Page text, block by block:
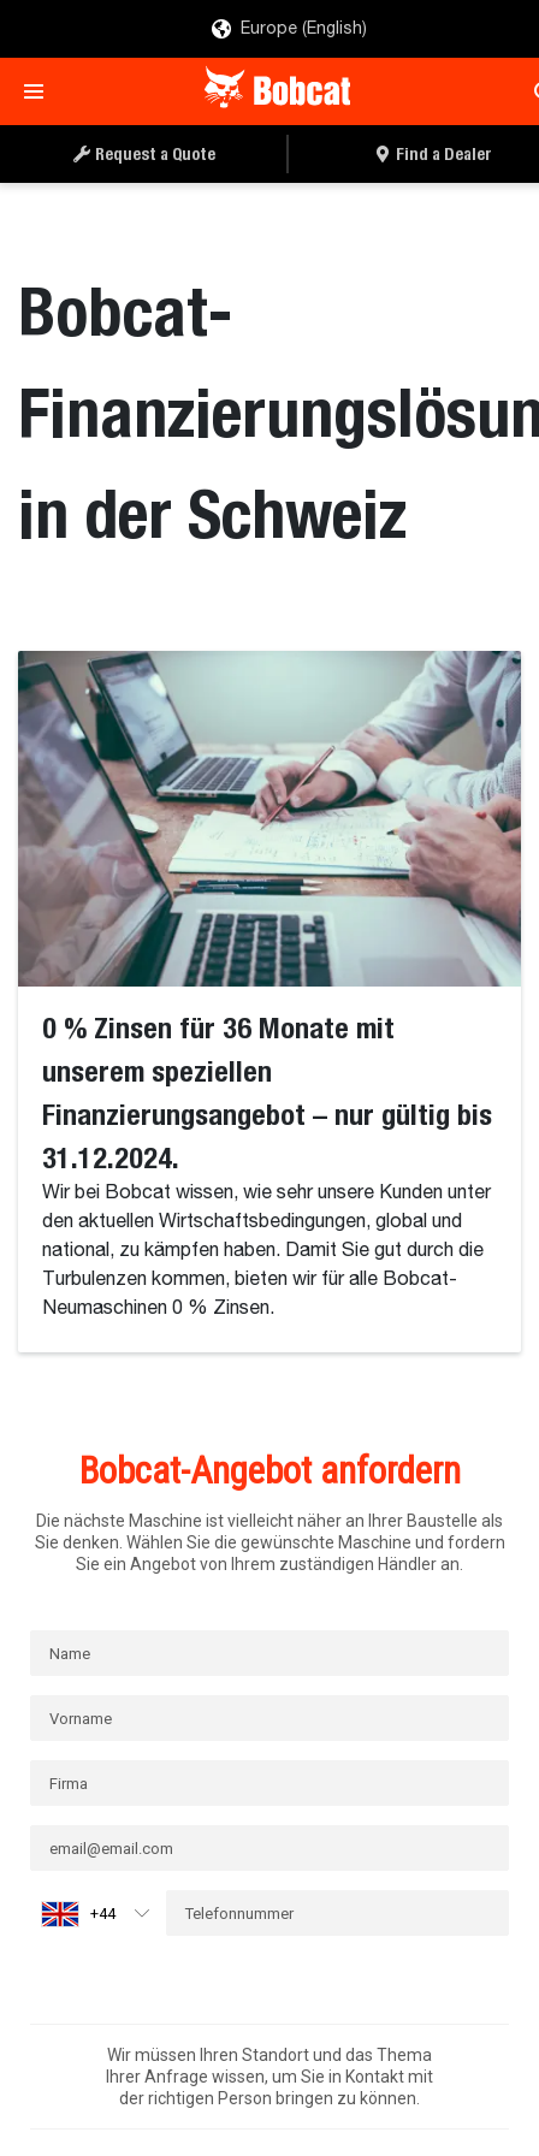
Europe (English)
Request a Quote Find a Dealer
Bobcat-
in der Schweiz
0 % Zinsen für 36 Monate mit
unserem speziellen
Finanzierungsangebot – nur gültig bis
31.12.2024.
Wir bei Bobcat wissen, wie sehr unsere Kunden unter
den aktuellen Wirtschaftsbedingungen, global und
national, zu kämpfen haben. Damit Sie gut durch die
Turbulenzen kommen, bieten wir für alle Bobcat-
Neumaschinen 0 % Zinsen.